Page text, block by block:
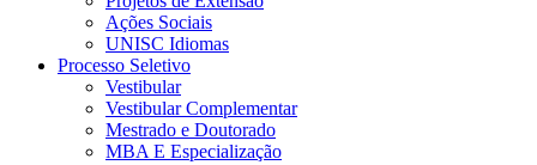
Ações Sociais
UNISC Idiomas
Processo Seletivo
Vestibular
Vestibular Complementar
Mestrado e Doutorado
MBA E Especialização